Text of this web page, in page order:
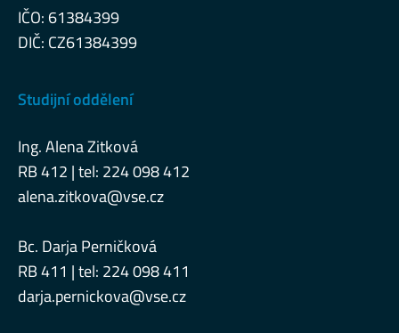
IČO: 61384399
DIČ: CZ61384399
Studijní oddělení
Ing. Alena Zitková
RB 412 | tel: 224 098 412
alena.zitkova@vse.cz
Bc. Darja Perničková
RB 411 | tel: 224 098 411
darja.pernickova@vse.cz